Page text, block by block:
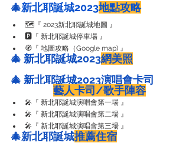
🎄新北耶誕城2023地點攻略
🗺️『 2023新北耶誕城地圖 』
🅿️『 新北耶誕城停車場 』
🧭『 地圖攻略（Google map) 』
🎄 新北耶誕城2023網美照
🎄 新北耶誕城2023演唱會卡司
藝人卡司/歌手陣容
🎤『 新北耶誕城演唱會第一場 』
🎤『 新北耶誕城演唱會第二場 』
🎤『 新北耶誕城演唱會第三場 』
🎄新北耶誕城推薦住宿